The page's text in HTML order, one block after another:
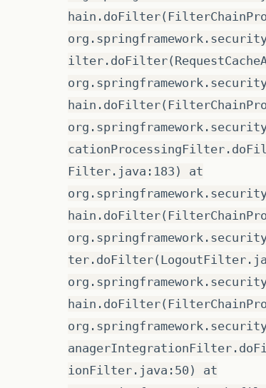
Filter.java:183) at
ionFilter.java:50) at